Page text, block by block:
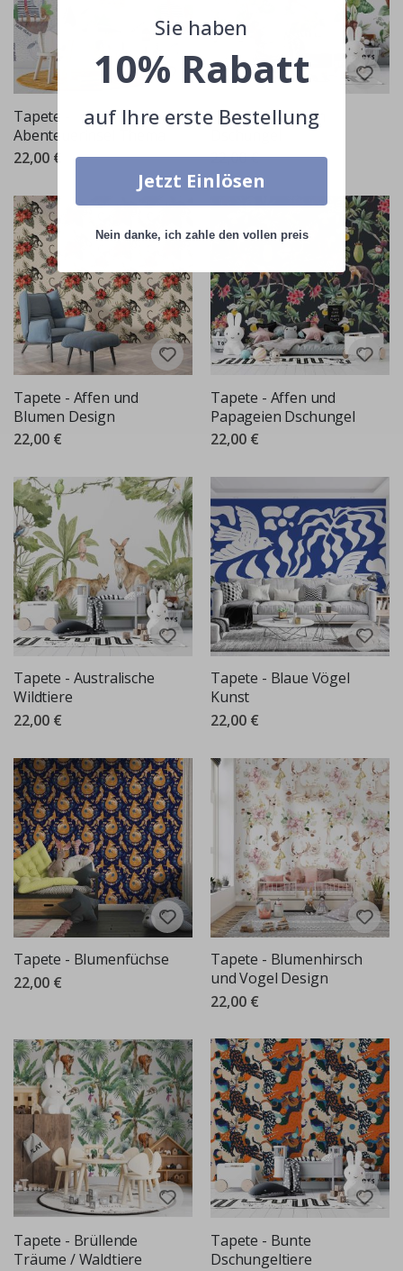
Tapete -
Abenteuerinsel Thema
22,00 €
Tapete - Affen im
22,00 €
Tapete - Affen und
Blumen Design
22,00 €
Tapete - Affen und
Papageien Dschungel
22,00 €
Tapete - Australische
Wildtiere
22,00 €
Tapete - Blaue Vögel
Kunst
22,00 €
Tapete - Blumenfüchse
22,00 €
Tapete - Blumenhirsch
und Vogel Design
22,00 €
Tapete - Brüllende
Träume / Waldtiere
Tapete - Bunte
Dschungeltiere
Sie haben
10% Rabatt
auf Ihre erste Bestellung
Jetzt Einlösen
Nein danke, ich zahle den vollen preis